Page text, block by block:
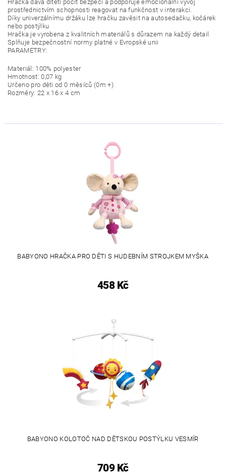
Hračka dává dítěti pocit bezpečí a podporuje emocionální vývoj
prostřednictvím schopnosti reagovat na funkčnost v interakci.
Díky univerzálnímu držáku lze hračku zavěsit na autosedačku, kočárek
nebo postýlku
Hračka je vyrobena z kvalitních materiálů s důrazem na každý detail
Splňuje bezpečnostní normy platné v Evropské unii
PARAMETRY:
Materiál: 100% polyester
Hmotnost: 0,07 kg
Určeno pro děti od 0 měsíců (0m +)
Rozměry: 22 x 16 x 4 cm
BABYONO HRAČKA PRO DĚTI S HUDEBNÍM STROJKEM MYŠKA
458 Kč
BABYONO KOLOTOČ NAD DĚTSKOU POSTÝLKU VESMÍR
709 Kč